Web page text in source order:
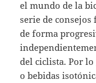
el mundo de la
serie de
de forma
del ciclista. Por
o bebidas